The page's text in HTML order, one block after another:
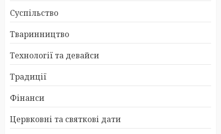
Суспільство
Тваринництво
Технології та девайси
Традиції
Фінанси
Цервковні та святкові дати